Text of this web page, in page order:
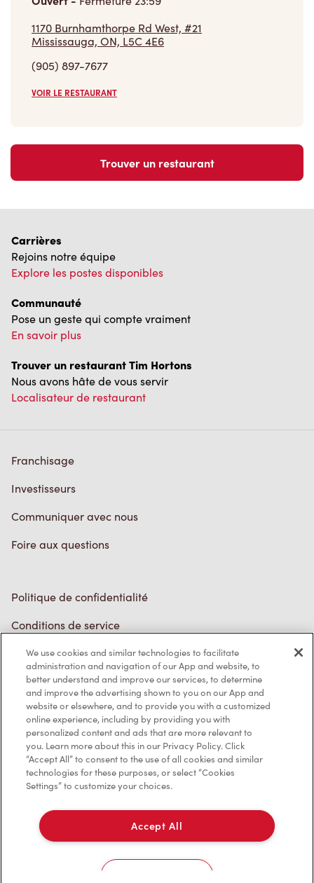
1170 Burnhamthorpe Rd West, #21
Mississauga, ON, L5C 4E6
(905) 897-7677
VOIR LE RESTAURANT
Trouver un restaurant
Rejoins notre équipe
Explore les postes disponibles
Communauté
Pose un geste qui compte vraiment
En savoir plus
Trouver un restaurant Tim Hortons
Nous avons hâte de vous servir
Localisateur de restaurant
Investisseurs
Communiquer avec nous
Foire aux questions
Conditions de service
Marques de commerce
Accessibilité
Diagnostic
Contactez-nous
TM & © Tim Hortons, 2023
We use cookies and similar technologies to facilitate
administration and navigation of our App and website, to
better understand and improve our services, to determine
and improve the advertising shown to you on our App and
website or elsewhere, and to provide you with a customized
online experience, including by providing you with
personalized content and ads that are more relevant to
you. Learn more about this in our Privacy Policy. Click
“Accept All” to consent to the use of all cookies and similar
technologies for these purposes, or select “Cookies
Settings” to customize your choices.
Accept All